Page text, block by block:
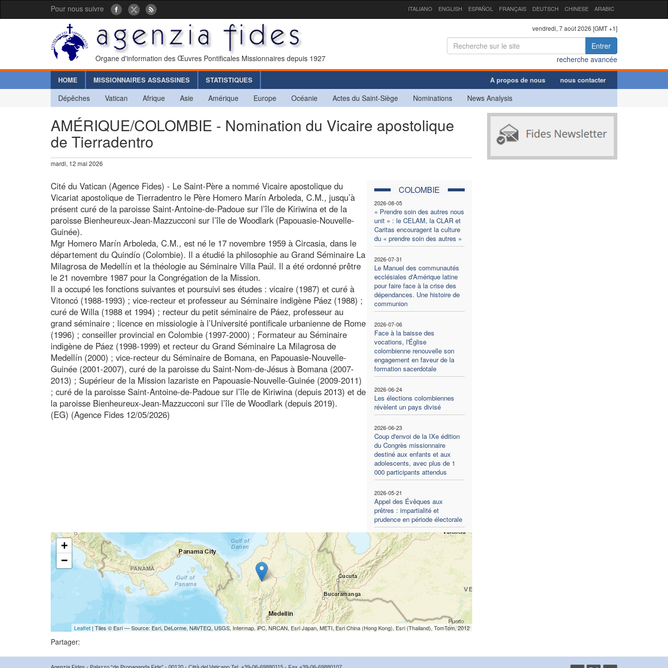
Pour nous suivre ITALIANO ENGLISH ESPAÑOL FRANÇAIS DEUTSCH CHINESE ARABIC
Organe d'information des Œuvres Pontificales Missionnaires depuis 1927
vendredi, 7 août 2026 [GMT +1]
Entrer
recherche avancée
HOME MISSIONNAIRES ASSASSINES STATISTIQUES A propos de nous nous contacter
Dépêches Vatican Afrique Asie Amérique Europe Océanie Actes du Saint-Siège Nominations News Analysis
AMÉRIQUE/COLOMBIE - Nomination du Vicaire apostolique
de Tierradentro
mardi, 12 mai 2026
COLOMBIE
2026-08-05
« Prendre soin des autres nous
unit » : le CELAM, la CLAR et
Caritas encouragent la culture
du « prendre soin des autres »
2026-07-31
Le Manuel des communautés
ecclésiales d'Amérique latine
pour faire face à la crise des
dépendances. Une histoire de
communion
2026-07-06
Face à la baisse des
vocations, l'Église
colombienne renouvelle son
engagement en faveur de la
formation sacerdotale
2026-06-24
Les élections colombiennes
révèlent un pays divisé
2026-06-23
Coup d'envoi de la IXe édition
du Congrès missionnaire
destiné aux enfants et aux
adolescents, avec plus de 1
000 participants attendus
2026-05-21
Appel des Évêques aux
prêtres : impartialité et
prudence en période électorale
Cité du Vatican (Agence Fides) - Le Saint-Père a nommé Vicaire apostolique du
Vicariat apostolique de Tierradentro le Père Homero Marín Arboleda, C.M., jusqu’à
présent curé de la paroisse Saint-Antoine-de-Padoue sur l’île de Kiriwina et de la
paroisse Bienheureux-Jean-Mazzucconi sur l’île de Woodlark (Papouasie-Nouvelle-
Guinée).
Mgr Homero Marín Arboleda, C.M., est né le 17 novembre 1959 à Circasia, dans le
département du Quindío (Colombie). Il a étudié la philosophie au Grand Séminaire La
Milagrosa de Medellín et la théologie au Séminaire Villa Paúl. Il a été ordonné prêtre
le 21 novembre 1987 pour la Congrégation de la Mission.
Il a occupé les fonctions suivantes et poursuivi ses études : vicaire (1987) et curé à
Vitoncó (1988-1993) ; vice-recteur et professeur au Séminaire indigène Páez (1988) ;
curé de Willa (1988 et 1994) ; recteur du petit séminaire de Páez, professeur au
grand séminaire ; licence en missiologie à l’Université pontificale urbanienne de Rome
(1996) ; conseiller provincial en Colombie (1997-2000) ; Formateur au Séminaire
indigène de Páez (1998-1999) et recteur du Grand Séminaire La Milagrosa de
Medellín (2000) ; vice-recteur du Séminaire de Bomana, en Papouasie-Nouvelle-
Guinée (2001-2007), curé de la paroisse du Saint-Nom-de-Jésus à Bomana (2007-
2013) ; Supérieur de la Mission lazariste en Papouasie-Nouvelle-Guinée (2009-2011)
; curé de la paroisse Saint-Antoine-de-Padoue sur l’île de Kiriwina (depuis 2013) et de
la paroisse Bienheureux-Jean-Mazzucconi sur l’île de Woodlark (depuis 2019).
(EG) (Agence Fides 12/05/2026)
+
−
Leaflet| Tiles © Esri — Source: Esri, DeLorme, NAVTEQ, USGS, Intermap, iPC, NRCAN, Esri Japan, METI, Esri China (Hong Kong), Esri (Thailand), TomTom, 2012
Partager: